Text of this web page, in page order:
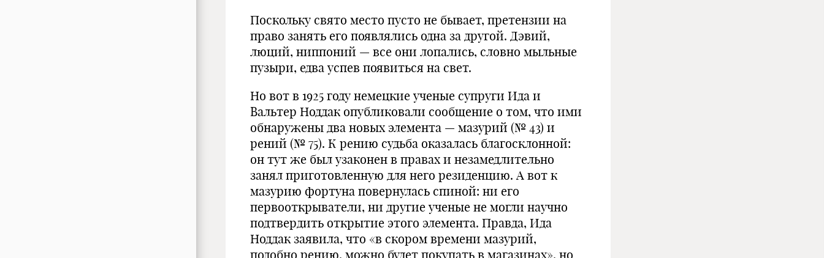
Поскольку свято место пусто не бывает, претензии на
право занять его появлялись одна за другой. Дэвий,
люций, ниппоний — все они лопались, словно мыльные
пузыри, едва успев появиться на свет.
Но вот в 1925 году немецкие ученые супруги Ида и
Вальтер Ноддак опубликовали сообщение о том, что ими
обнаружены два новых элемента — мазурий (№ 43) и
рений (№ 75). К рению судьба оказалась благосклонной:
он тут же был узаконен в правах и незамедлительно
занял приготовленную для него резиденцию. А вот к
мазурию фортуна повернулась спиной: ни его
первооткрыватели, ни другие ученые не могли научно
подтвердить открытие этого элемента. Правда, Ида
Ноддак заявила, что «в скором времени мазурий,
подобно рению, можно будет покупать в магазинах», но